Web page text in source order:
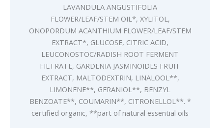
LAVANDULA ANGUSTIFOLIA
FLOWER/LEAF/STEM OIL*, XYLITOL,
ONOPORDUM ACANTHIUM FLOWER/LEAF/STEM
EXTRACT*, GLUCOSE, CITRIC ACID,
LEUCONOSTOC/RADISH ROOT FERMENT
FILTRATE, GARDENIA JASMINOIDES FRUIT
EXTRACT, MALTODEXTRIN, LINALOOL**,
LIMONENE**, GERANIOL**, BENZYL
BENZOATE**, COUMARIN**, CITRONELLOL**. *
certified organic, **part of natural essential oils